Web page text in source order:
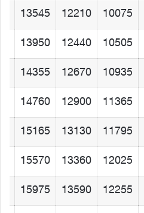
10075
12210
13545
10505
12440
13950
10935
12670
14355
11365
12900
14760
11795
13130
15165
12025
13360
15570
12255
13590
15975